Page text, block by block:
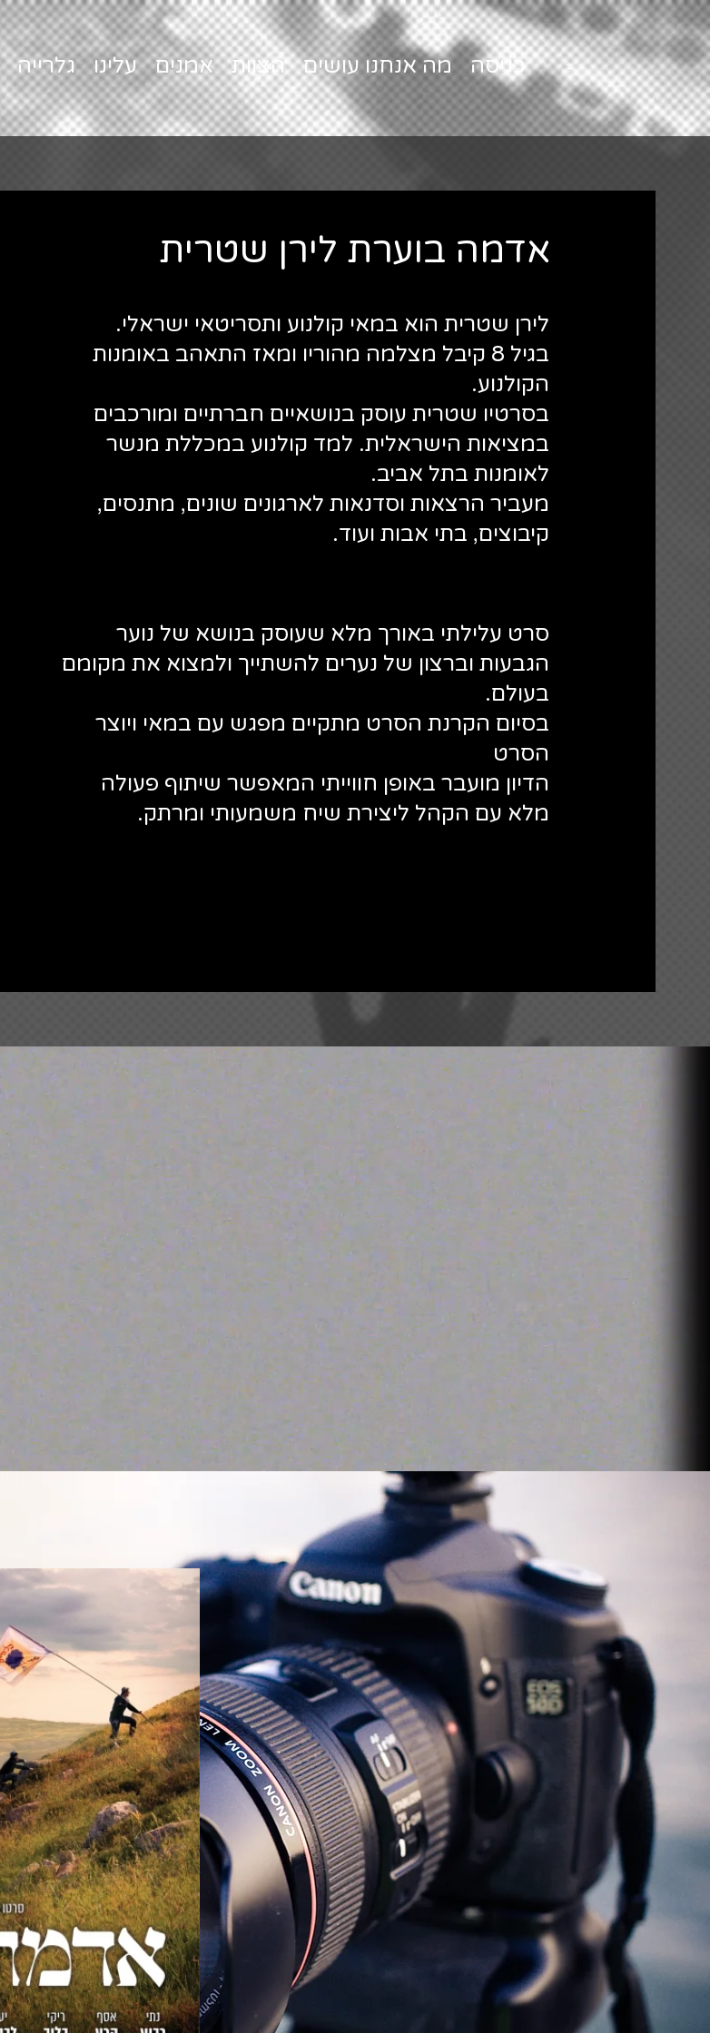
כניסה מה אנחנו עושים הצוות אמנים עלינו גלרייה
אדמה בוערת לירן שטרית
לירן שטרית הוא במאי קולנוע ותסריטאי ישראלי.
בגיל 8 קיבל מצלמה מהוריו ומאז התאהב באומנות
הקולנוע.
בסרטיו שטרית עוסק בנושאיים חברתיים ומורכבים
במציאות הישראלית. למד קולנוע במכללת מנשר
לאומנות בתל אביב.
מעביר הרצאות וסדנאות לארגונים שונים, מתנסים,
קיבוצים, בתי אבות ועוד.
סרט עלילתי באורך מלא שעוסק בנושא של נוער
הגבעות וברצון של נערים להשתייך ולמצוא את מקומם
בעולם.
בסיום הקרנת הסרט מתקיים מפגש עם במאי ויוצר
הסרט
הדיון מועבר באופן חווייתי המאפשר שיתוף פעולה
מלא עם הקהל ליצירת שיח משמעותי ומרתק.